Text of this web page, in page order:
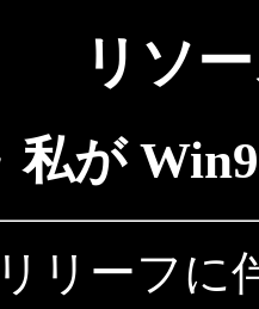
リソ
私が
リーフに